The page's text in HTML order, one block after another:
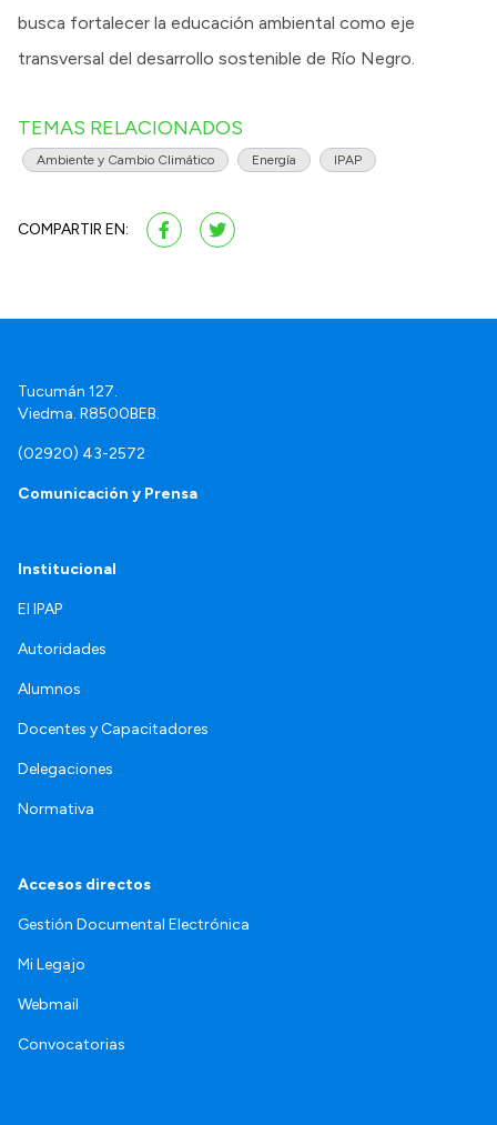
busca fortalecer la educación ambiental como eje
transversal del desarrollo sostenible de Río Negro.
TEMAS RELACIONADOS
Ambiente y Cambio Climático Energía IPAP
COMPARTIR EN:
Tucumán 127.
Viedma. R8500BEB.
(02920) 43-2572
Comunicación y Prensa
Institucional
El IPAP
Autoridades
Alumnos
Docentes y Capacitadores
Delegaciones
Normativa
Accesos directos
Gestión Documental Electrónica
Mi Legajo
Webmail
Convocatorias